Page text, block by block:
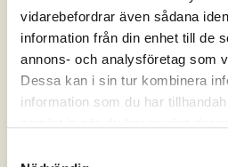
vidarebefordrar även sådana
information från din enhet till de
annons- och analysföretag som
Dessa kan i sin tur kombinera
information som du har
Spännande